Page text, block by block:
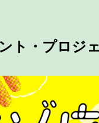
ト・プロジ